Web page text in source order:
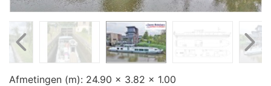
Afmetingen (m): 24.90 x 3.82 x 1.00